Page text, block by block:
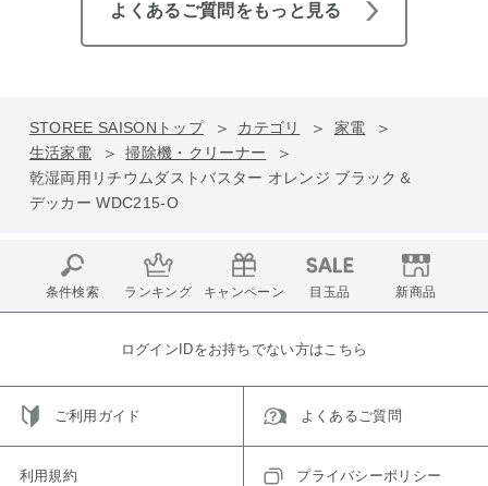
よくあるご質問をもっと見る
STOREE SAISONトップ カテゴリ
家電
生活家電
掃除機・クリーナー
乾湿両用リチウムダストバスター オレンジ ブラック＆
デッカー WDC215-O
条件検索 ランキング キャンペーン 目玉品 新商品
ログインIDをお持ちでない方はこちら
ご利用ガイド よくあるご質問
利用規約 プライバシーポリシー